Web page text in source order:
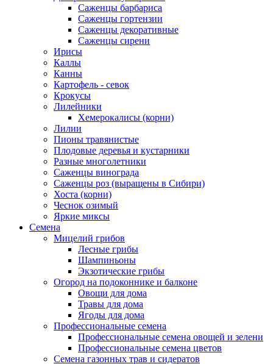
Саженцы барбариса
Саженцы гортензии
Саженцы декоративные
Саженцы сирени
Ирисы
Каллы
Канны
Картофель - севок
Крокусы
Лилейники
Хемерокалисы (корни)
Лилии
Пионы травянистые
Плодовые деревья и кустарники
Разные многолетники
Саженцы винограда
Саженцы роз (выращены в Сибири)
Хоста (корни)
Чеснок озимый
Яркие миксы
Семена
Мицелий грибов
Лесные грибы
Шампиньоны
Экзотические грибы
Огород на подоконнике и балконе
Овощи для дома
Травы для дома
Ягоды для дома
Профессиональные семена
Профессиональные семена овощей и зелени
Профессиональные семена цветов
Семена газонных трав и сидератов